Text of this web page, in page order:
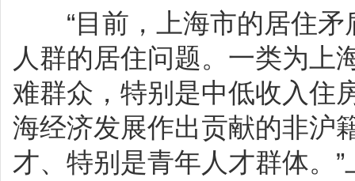
“目前，上海市的居住矛
人群的居住问题。一类为上
难群众，特别是中低收入住
海经济发展作出贡献的非沪
才、特别是青年人才群体。